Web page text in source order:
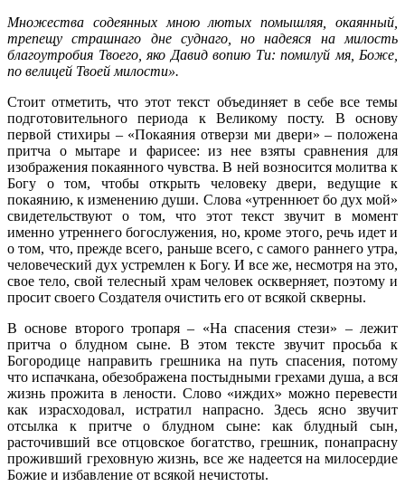
Множества содеянных мною лютых помышляя, окаянный,
трепещу страшнаго дне суднаго, но надеяся на милость
благоутробия Твоего, яко Давид вопию Ти: помилуй мя, Боже,
по велицей Твоей милости».
Стоит отметить, что этот текст объединяет в себе все темы
подготовительного периода к Великому посту. В основу
первой стихиры – «Покаяния отверзи ми двери» – положена
притча о мытаре и фарисее: из нее взяты сравнения для
изображения покаянного чувства. В ней возносится молитва к
Богу о том, чтобы открыть человеку двери, ведущие к
покаянию, к изменению души. Слова «утреннюет бо дух мой»
свидетельствуют о том, что этот текст звучит в момент
именно утреннего богослужения, но, кроме этого, речь идет и
о том, что, прежде всего, раньше всего, с самого раннего утра,
человеческий дух устремлен к Богу. И все же, несмотря на это,
свое тело, свой телесный храм человек оскверняет, поэтому и
просит своего Создателя очистить его от всякой скверны.
В основе второго тропаря – «На спасения стези» – лежит
притча о блудном сыне. В этом тексте звучит просьба к
Богородице направить грешника на путь спасения, потому
что испачкана, обезображена постыдными грехами душа, а вся
жизнь прожита в лености. Слово «иждих» можно перевести
как израсходовал, истратил напрасно. Здесь ясно звучит
отсылка к притче о блудном сыне: как блудный сын,
расточивший все отцовское богатство, грешник, понапрасну
проживший греховную жизнь, все же надеется на милосердие
Божие и избавление от всякой нечистоты.